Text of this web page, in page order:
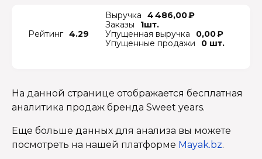
Рейтинг 4.29
Выручка
4 486,00 ₽
Заказы
1шт.
Упущенная выручка
0,00 ₽
Упущенные продажи
0 шт.
На данной странице отображается бесплатная
аналитика продаж бренда Sweet years.
Еще больше данных для анализа вы можете
посмотреть на нашей платформе Mayak.bz.